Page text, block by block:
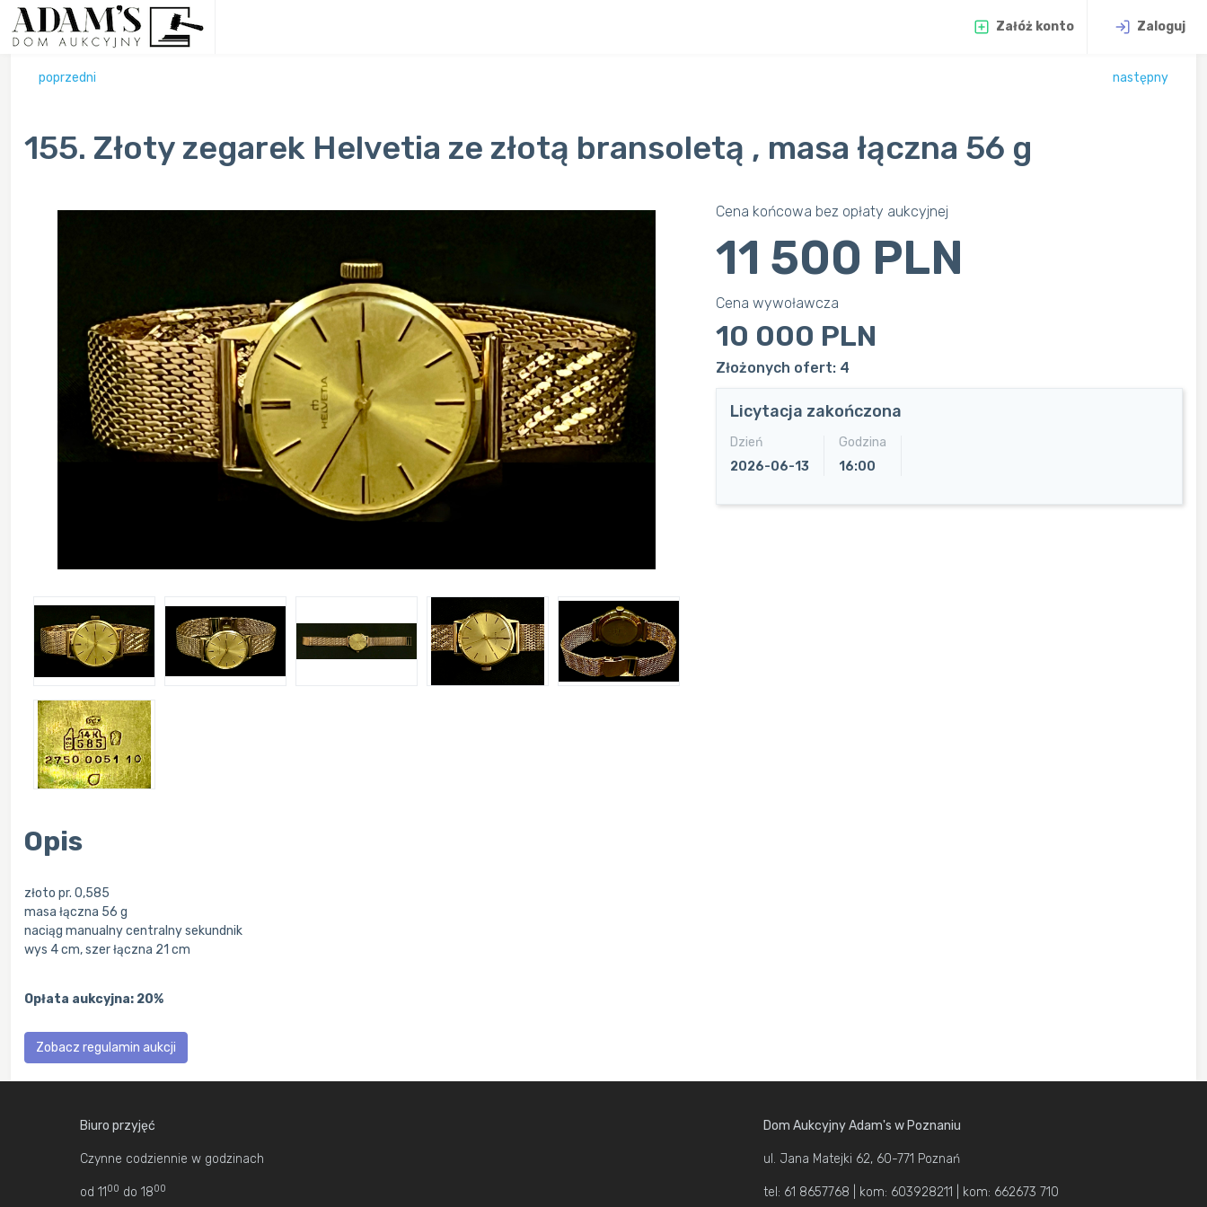
Załóż konto Zaloguj
poprzedni następny
155. Złoty zegarek Helvetia ze złotą bransoletą , masa łączna 56 g
Previous
Cena końcowa bez opłaty aukcyjnej
11 500 PLN
Cena wywoławcza
10 000 PLN
Złożonych ofert: 4
Licytacja zakończona
Dzień
2026-06-13
Godzina
16:00
Opis
złoto pr. 0,585
masa łączna 56 g
naciąg manualny centralny sekundnik
wys 4 cm, szer łączna 21 cm
Opłata aukcyjna: 20%
Zobacz regulamin aukcji
Biuro przyjęć
Czynne codziennie w godzinach
od 11 00 do 1800
Dom Aukcyjny Adam's w Poznaniu
ul. Jana Matejki 62, 60-771 Poznań
tel: 61 8657768 | kom: 603928211 | kom: 662673 710